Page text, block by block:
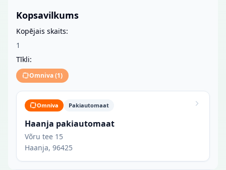
Kopsavilkums
Kopējais skaits:
1
Tīkli:
Omniva(1)
Omniva Pakiautomaat
Haanja pakiautomaat
Võru tee 15
Haanja, 96425